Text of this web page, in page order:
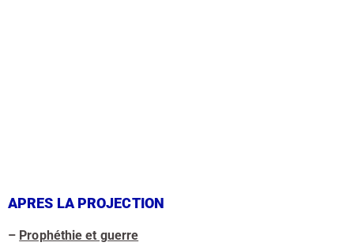
APRES LA PROJECTION
– Prophéthie et guerre